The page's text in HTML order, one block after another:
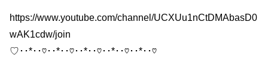
https://www.youtube.com/channel/UCXUu1nCtDMAbasD0
wAK1cdw/join
♡･･*･･♡･･*･･♡･･*･･♡･･*･･♡･･*･･♡